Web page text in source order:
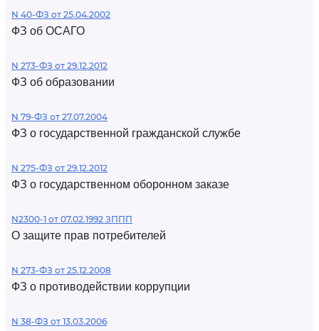
N 40-ФЗ от 25.04.2002
ФЗ об ОСАГО
N 273-ФЗ от 29.12.2012
ФЗ об образовании
N 79-ФЗ от 27.07.2004
ФЗ о государственной гражданской службе
N 275-ФЗ от 29.12.2012
ФЗ о государственном оборонном заказе
N2300-1 от 07.02.1992 ЗППП
О защите прав потребителей
N 273-ФЗ от 25.12.2008
ФЗ о противодействии коррупции
N 38-ФЗ от 13.03.2006